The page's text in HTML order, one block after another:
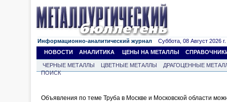
Информационно-аналитический журнал Суббота, 08 Август 2026 г.
НОВОСТИ
АНАЛИТИКА ЦЕНЫ НА МЕТАЛЛЫ
ЧЕРНЫЕ МЕТАЛЛЫ ЦВЕТНЫЕ МЕТАЛЛЫ
ДРАГОЦЕННЫЕ
ПОИСК
Объявления по теме Труба в Москве и Московской области